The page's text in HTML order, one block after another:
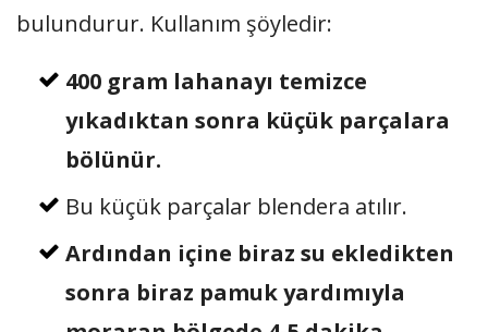
bulundurur. Kullanım şöyledir:
400 gram lahanayı temizce
yıkadıktan sonra küçük parçalara
bölünür.
Bu küçük parçalar blendera atılır.
Ardından içine biraz su ekledikten
sonra biraz pamuk yardımıyla